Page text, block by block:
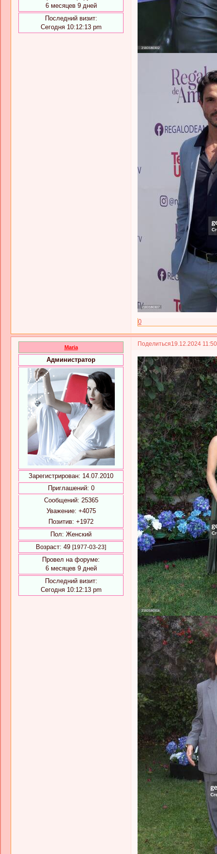
6 месяцев 9 дней
Последний визит:
Сегодня 10:12:13 pm
0
Поделиться19.12.2024
Maria
Администратор
Зарегистрирован: 14.07.2010
Приглашений: 0
Сообщений: 25365
Уважение: +4075
Позитив: +1972
Пол: Женский
Возраст: 49 [1977-03-23]
Провел на форуме:
6 месяцев 9 дней
Последний визит:
Сегодня 10:12:13 pm